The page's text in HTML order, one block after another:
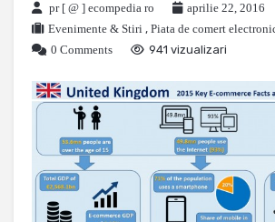
pr [ @ ] ecompedia ro
aprilie 22, 2016
Evenimente & Stiri , Piata de comert
0 Comments
941 vizualizari